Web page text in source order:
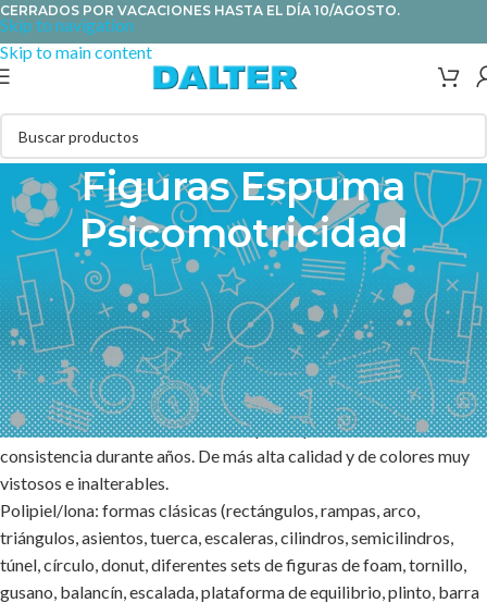
Skip to navigation
Skip to main content
CERRADOS POR VACACIONES HASTA EL DÍA 10/AGOSTO.
Figuras Espuma
Psicomotricidad
En esta sección encontrarás una gran selección de figuras de foam
para guarderías, centros ocupacionales, de rehabilitación infantil
y de educación infantil o especial en 3 gamas según el tejido:
PVC/poliéster: Funda lavable con agua y jabón neutro, irrompible
ante fuerzas de tracción o torsión. Con cremallera para facilitar el
lavado. Interior con tratamiento especial para mantener la
consistencia durante años. De más alta calidad y de colores muy
vistosos e inalterables.
Polipiel/lona: formas clásicas (rectángulos, rampas, arco,
triángulos, asientos, tuerca, escaleras, cilindros, semicilindros,
túnel, círculo, donut, diferentes sets de figuras de foam, tornillo,
gusano, balancín, escalada, plataforma de equilibrio, plinto, barra